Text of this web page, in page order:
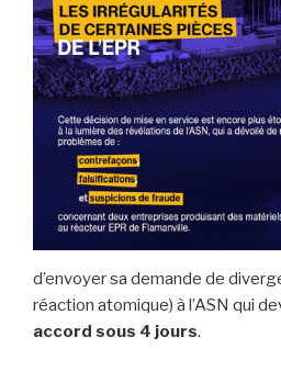
d’envoyer sa demande de
réaction atomique) à l’ASN qui
accord sous 4 jours.